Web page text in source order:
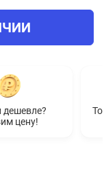
цену!